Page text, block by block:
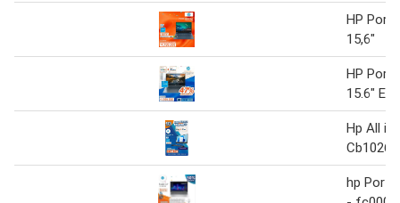
HP
15,6"
HP
15.6"
Hp All in
Cb1026la
hp